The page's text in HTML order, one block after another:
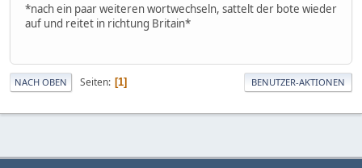
*nach ein paar weiteren wortwechseln, sattelt der bote wieder
auf und reitet in richtung Britain*
NACH OBEN Seiten 1 BENUTZER-AKTIONEN